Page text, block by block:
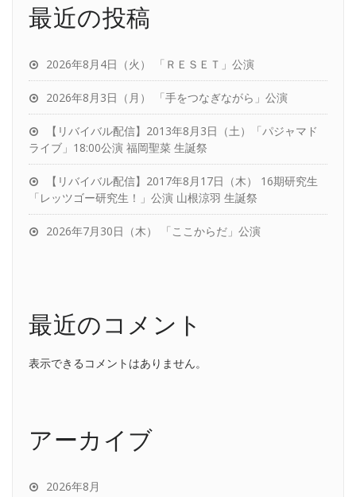
最近の投稿
2026年8月4日（火） 「ＲＥＳＥＴ」公演
2026年8月3日（月） 「手をつなぎながら」公演
【リバイバル配信】2013年8月3日（土）「パジャマド
ライブ」18:00公演 福岡聖菜 生誕祭
【リバイバル配信】2017年8月17日（木） 16期研究生
「レッツゴー研究生！」公演 山根涼羽 生誕祭
2026年7月30日（木） 「ここからだ」公演
最近のコメント
表示できるコメントはありません。
アーカイブ
2026年8月